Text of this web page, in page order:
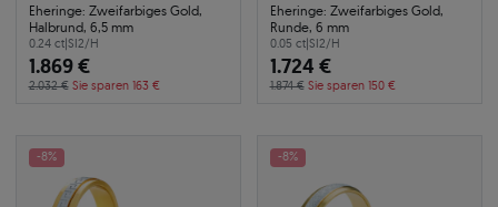
Eheringe: Zweifarbiges Gold,
Halbrund, 6,5 mm
0.24 ct|SI2/H
1.869 €
2.032 € Sie sparen 163 €
Eheringe: Zweifarbiges Gold,
Runde, 6 mm
0.05 ct|SI2/H
1.724 €
1.874 € Sie sparen 150 €
-8% -8%